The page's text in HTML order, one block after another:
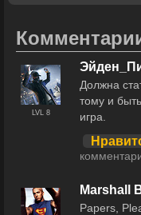
LVL 8
Должна
тому и
игра.
Marshall
Papers,